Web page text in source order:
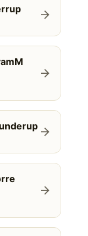
arrow_forward
arrow_forward
arrow_forward
arrow_forward